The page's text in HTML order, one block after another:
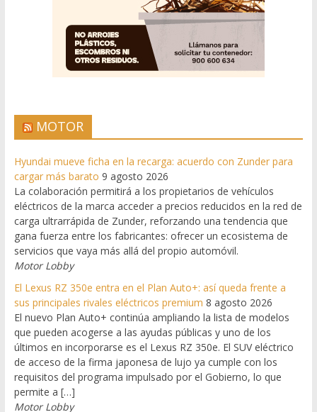
MOTOR
Hyundai mueve ficha en la recarga: acuerdo con Zunder para
cargar más barato 9 agosto 2026
La colaboración permitirá a los propietarios de vehículos
eléctricos de la marca acceder a precios reducidos en la red de
carga ultrarrápida de Zunder, reforzando una tendencia que
gana fuerza entre los fabricantes: ofrecer un ecosistema de
servicios que vaya más allá del propio automóvil.
Motor Lobby
El Lexus RZ 350e entra en el Plan Auto+: así queda frente a
sus principales rivales eléctricos premium 8 agosto 2026
El nuevo Plan Auto+ continúa ampliando la lista de modelos
que pueden acogerse a las ayudas públicas y uno de los
últimos en incorporarse es el Lexus RZ 350e. El SUV eléctrico
de acceso de la firma japonesa de lujo ya cumple con los
requisitos del programa impulsado por el Gobierno, lo que
permite a […]
Motor Lobby